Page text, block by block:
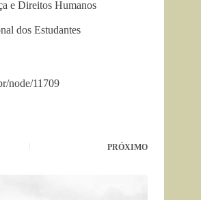
e Direitos Humanos
dos Estudantes
node/11709
PRÓXIMO